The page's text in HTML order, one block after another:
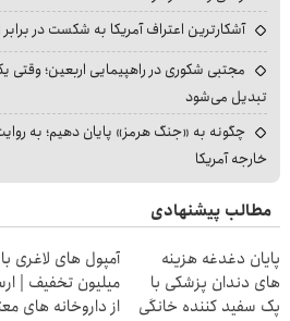
آشکارترین اعتراف آمریکا به شکست در برابر
مجتبی شکوری در راهپیمایی اربعین؛ وقتی
تبدیل می‌شود
چگونه به «جنگ هرمز» پایان دهیم؛ به
خارجه آمریکا
مطالب پیشنهادی
پایان دغدغه هزینه
های دندان پزشکی با
پک سفید کننده خانگی
آمپول های لاغری
میلیون تخفیف |
از داروخانه های